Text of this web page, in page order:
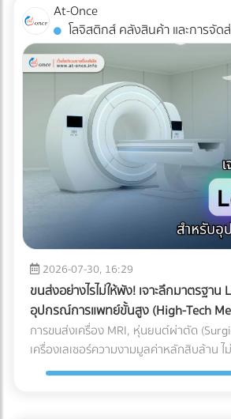
Supply Chain นวัตกรรมเปลี่ยนเกม: Solar Hybrid +
Industrial ESS ทำงานอย่างไร? ระบบนี้คือก
ระหว่าง แผงโซลาร์เซลล์ (ผลิตไฟ) + อินเวอร์
(สลับแหล่งจ่ายไฟ) + แบตเตอรี่อุตสาหกรรม
ระบบ Industrial ESS เข้ามา โรงงานของ
(เครื่องสำรองไฟ) ขนาดยักษ์คอยคุ้มกัน โดยร
รอยต่อ (Seamless Transition) เมื่อไฟจา
กระชาก ระบบจะสลับไปดึงกระแสไฟจากแบตเ
เครื่องจักรสำคัญ (Critical Loads) ทันทีในร
สายการผลิตเดินหน้าต่อไปได้โดยที่เครื่องจั
2026 ถึงเป็น "จังหวะทอง" ในการลงทุนระ
กลับไปช่วงปี 2021-2022 แบตเตอรี่อุตสา
จนหลายโรงงานถอดใจ แต่ในยุค 2026 เก
ปัจจัยเหล่านี้: ราคาแบตเตอรี่ LFP ลดลงอย่
เทคโนโลยีแบตเตอรี่ Lithium Iron
สำหรับอุตสาหกรรม มีการผลิตในสเกลที่ให
ต่อกิโลวัตต์-ชั่วโมง (kWh) ถูกลงกว่าอดีตเกื
ความปลอดภัยสูง ไม่ติดไฟง่าย และอายุการใ
10,000 ไซเคิล (อ้างอิงจากรายงาน
Shaving หั่นค่าไฟ TOU แบบอัจฉริยะ: โรงง
เทคโนโลยี Web-AR (Web-based Augmented
AR: สัมผัสประสบการณ์ 3D โดยไม่ต้องโห
การทำ AR ในอดีตคือลูกค้าต้องเสียเวลาดาว
แอปพลิเคชัน (App-based AR) ซึ่งสร้างคว
Web-AR ทลายข้อจำกัดนั้นทิ้งไป เพียงแค่ลู
โฟนสแกน QR Code บนโบรชัวร์ โมเดล 3D
คุณก็สามารถลอยขึ้นมาบนโต๊ะประชุมของพว
ธุรกิจ B2B ถึงควรใช้ Web-AR ในสื่อสิ่งพิม
อยู่บนโต๊ะประชุม: คุณไม่สามารถพกเครื่อง
ขายลูกค้าได้ แต่ Web-AR ช่วยให้ลูกค้าซูม
กลไกภายใน และหมุนดูสินค้าได้ 360 องศา
เปลี่ยนสิ่งพิมพ์ให้วัดผลได้ (Measurable
ไม่รู้เลยว่าลูกค้าอ่านหน้าไหน แต่ Web-AR
ว่าลูกค้าสแกน QR Code จากพื้นที่ไหน สแก
โมเดล 3D นานเท่าไร สร้าง Wow
B2B มีเวลาจำกัด การทำให้พวกเขา "ว้าว" ตั้
เห็นสินค้า ช่วยเพิ่มโอกาสในการขอเข้าพบ
การลงทุนทำ Web-AR บนแคตตาล็อกสินค้
สามารถนำไปใช้งานซ้ำได้ทั้งในงานอีเวนต์
ส่ง Direct Mail ไปหาลูกค้าระดับ VIP พร้อมที่จะฉีกกฎการทำสื่อ
At-Once
โลจิสติกส์ คลังสินค้า และการจัด
2026-07-30, 16:29
ขนส่งอย่างไรไม่ให้พัง! เจาะลึกมาตรฐาน
อุปกรณ์การแพทย์ขั้นสูง (High-Tech
การขนส่งเครื่อง MRI, หุ่นยนต์ผ่าตัด
เครื่องเลเซอร์ความงามมูลค่าหลักสิบล้าน
พัสดุทั่วไป เพราะความเสียหายของเครื่องมื